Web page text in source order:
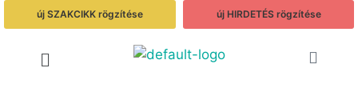
új SZAKCIKK rögzítése új HIRDETÉS rögzítése